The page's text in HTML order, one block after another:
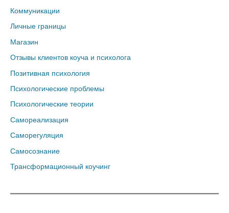
Коммуникации
Личные границы
Магазин
Отзывы клиентов коуча и психолога
Позитивная психология
Психологические проблемы
Психологические теории
Самореализация
Саморегуляция
Самосознание
Трансформационный коучинг